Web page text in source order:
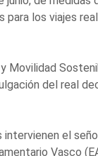
los viajes
Movilidad
del real
el
Vasco